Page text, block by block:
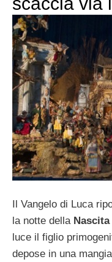
Il Vangelo di Luca
la notte dellaNascita
luce il figlio
depose in una